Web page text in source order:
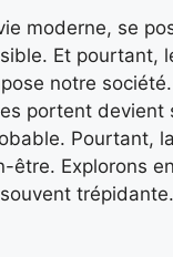
moderne, se
Et pourtant,
notre
portent
Pourtant,
Explorons
trépidante.